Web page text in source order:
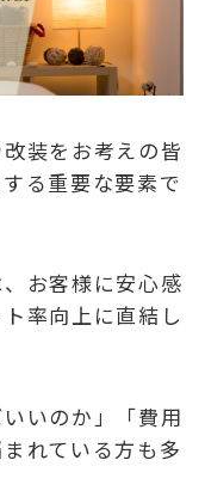
装をお考えの皆
る重要な要素で
お客様に安心感
率向上に直結し
いのか」「費用
れている方も多